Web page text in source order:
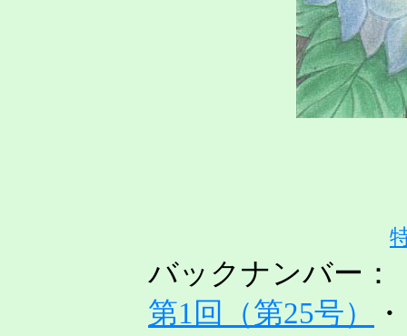
バックナンバー：
第1回（第25号）